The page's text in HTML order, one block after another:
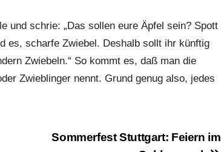
und schrie: „Das sollen eure Äpfel sein? Spott
es, scharfe Zwiebel. Deshalb sollt ihr künftig
Zwiebeln.“ So kommt es, daß man die
Zwieblinger nennt. Grund genug also, jedes
Sommerfest Stuttgart: Feiern im